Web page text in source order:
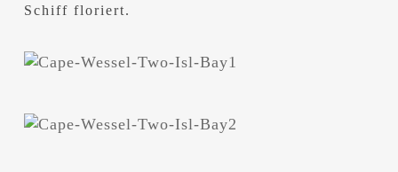
Schiff floriert.